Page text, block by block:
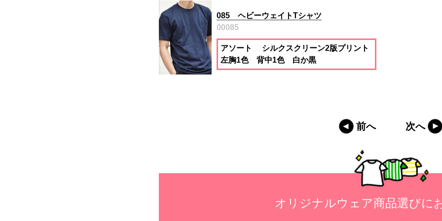
085 ヘビーウェイトTシャツ
00085
アソート シルクスクリーン2版プリント
左胸1色 背中1色 白か黒
前へ 次へ
オリジナルウェア商品選びに